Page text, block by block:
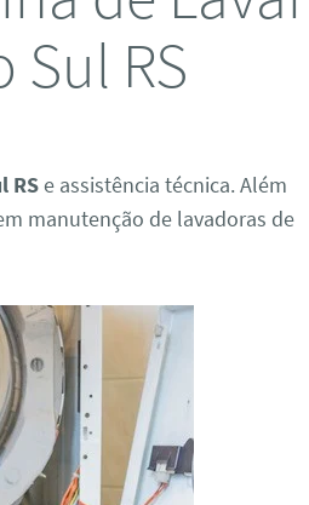
Sul RS
RSe assistência técnica. Além
manutenção de lavadoras de